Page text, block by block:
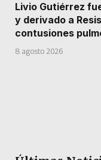
Livio Gutiérrez
y derivado a
contusiones
8 agosto 2026